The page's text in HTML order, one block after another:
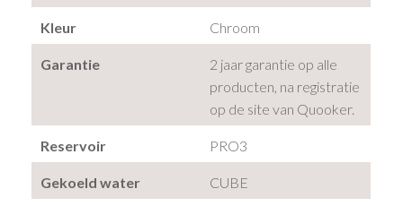
Kleur Chroom
Garantie
2 jaar garantie op alle
producten, na registratie
op de site van Quooker.
Reservoir PRO3
Gekoeld water CUBE